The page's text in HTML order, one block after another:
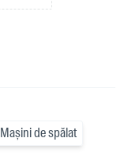
Mașini de spălat